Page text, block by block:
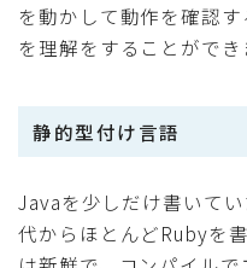
を動かして動作を確認
を理解をすることができ
静的型付け言語
Javaを少しだけ書いて
代からほとんどRubyを